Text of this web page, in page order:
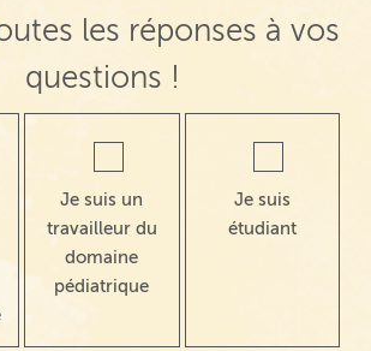
les réponses à vos
questions !
Je suis un
travailleur du
domaine
pédiatrique
Je suis
étudiant